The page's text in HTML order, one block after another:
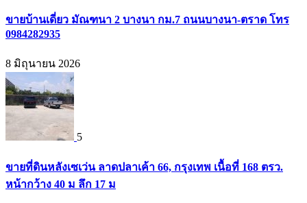
ขายบ้านเดี่ยว มัณฑนา 2 บางนา กม.7 ถนนบางนา-ตราด โทร
0984282935
8 มิถุนายน 2026
5
ขายที่ดินหลังเซเว่น ลาดปลาเค้า 66, กรุงเทพ เนื้อที่ 168 ตรว.
หน้ากว้าง 40 ม ลึก 17 ม